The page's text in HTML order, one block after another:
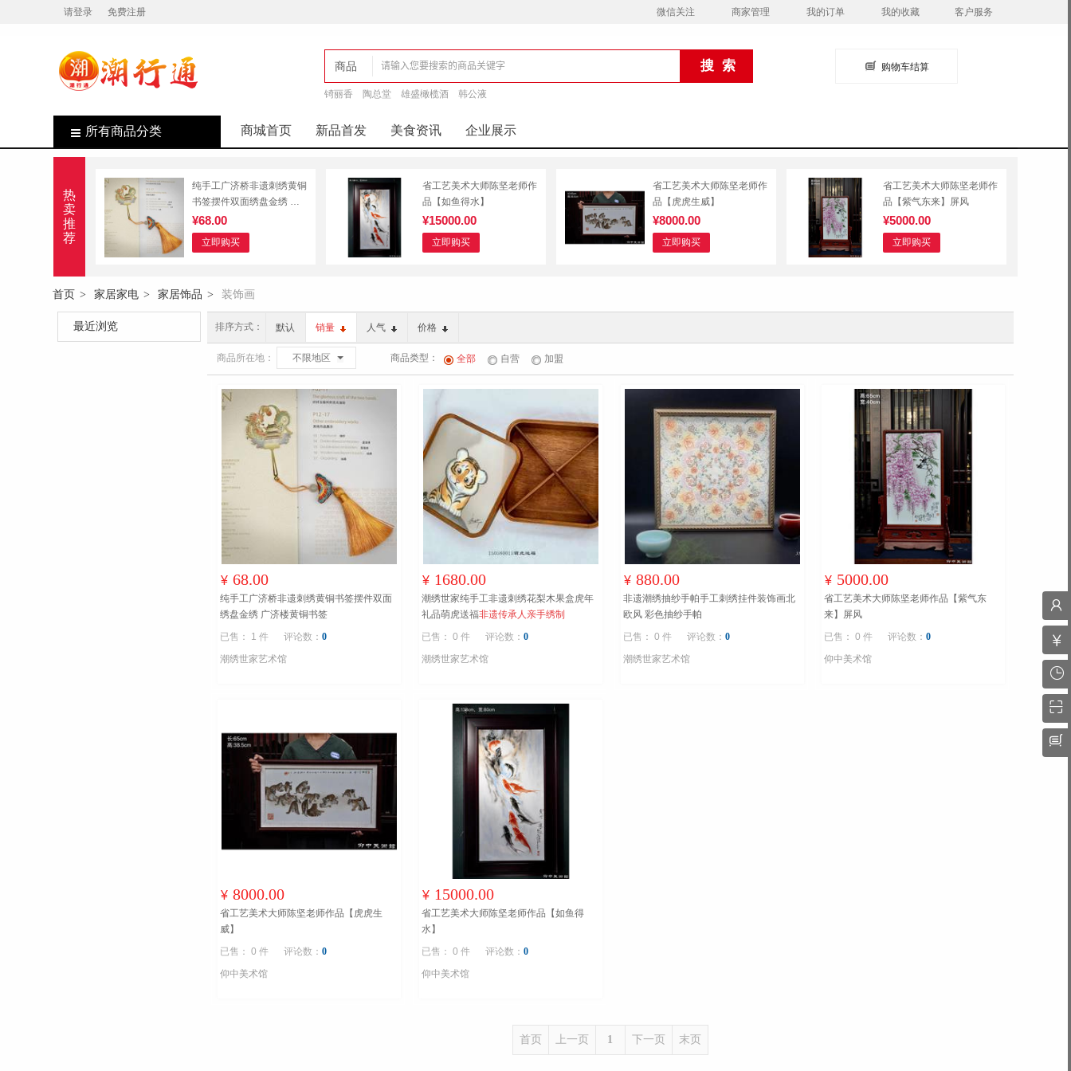
请登录 免费注册 微信关注 商家管理 我的订单 我的收藏 客户服务
商品
店铺
锜丽香 陶总堂 雄盛橄榄酒 韩公液
购物车结算
所有商品分类 商城首页 新品首发 美食资讯 企业展示
热
卖
推
荐
纯手工广济桥非遗刺绣黄铜
书签摆件双面绣盘金绣 广
济楼黄铜书签
¥68.00
立即购买
省工艺美术大师陈坚老师作
品【如鱼得水】
¥15000.00
立即购买
省工艺美术大师陈坚老师作
品【虎虎生威】
¥8000.00
立即购买
省工艺美术大师陈坚老师作
品【紫气东来】屏风
¥5000.00
立即购买
首页 > 家居家电 > 家居饰品 > 装饰画
最近浏览 排序方式： 默认 销量 人气 价格
商品所在地： 不限地区 商品类型： 全部 自营 加盟
¥ 68.00
纯手工广济桥非遗刺绣黄铜书签摆件双面
绣盘金绣 广济楼黄铜书签
已售： 1 件
评论数： 0
潮绣世家艺术馆
¥ 1680.00
潮绣世家纯手工非遗刺绣花梨木果盒虎年
礼品萌虎送福非遗传承人亲手绣制
已售： 0 件
评论数： 0
潮绣世家艺术馆
¥ 880.00
非遗潮绣抽纱手帕手工刺绣挂件装饰画北
欧风 彩色抽纱手帕
已售： 0 件
评论数： 0
潮绣世家艺术馆
¥ 5000.00
省工艺美术大师陈坚老师作品【紫气东
来】屏风
已售： 0 件
评论数：0
仰中美术馆
¥ 8000.00
省工艺美术大师陈坚老师作品【虎虎生
威】
已售： 0 件
评论数： 0
仰中美术馆
¥ 15000.00
省工艺美术大师陈坚老师作品【如鱼得
水】
已售： 0 件
评论数： 0
仰中美术馆
首页 上一页 1 下一页 末页